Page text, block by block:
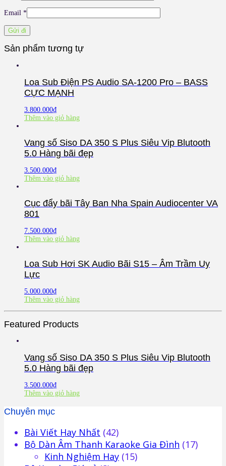
Email *
Sản phẩm tương tự
Loa Sub Điện PS Audio SA-1200 Pro – BASS
CỰC MẠNH
3.800.000₫
Thêm vào giỏ hàng
Vang số Siso DA 350 S Plus Siêu Vip Blutooth
5.0 Hàng bãi đẹp
3.500.000₫
Thêm vào giỏ hàng
Cục đẩy bãi Tây Ban Nha Spain Audiocenter VA
801
7.500.000₫
Thêm vào giỏ hàng
Loa Sub Hơi SK Audio Bãi S15 – Âm Trầm Uy
Lực
5.000.000₫
Thêm vào giỏ hàng
Featured Products
Vang số Siso DA 350 S Plus Siêu Vip Blutooth
5.0 Hàng bãi đẹp
3.500.000₫
Thêm vào giỏ hàng
Chuyên mục
Bài Viết Hay Nhất (42)
Bộ Dàn Âm Thanh Karaoke Gia Đình (17)
Kinh Nghiệm Hay (15)